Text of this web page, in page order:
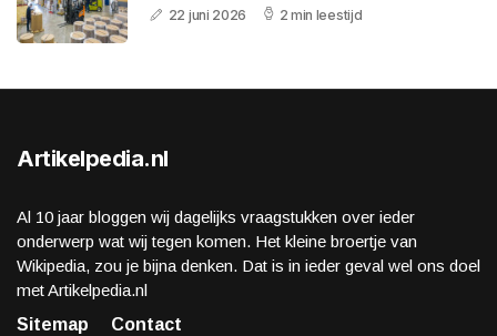
22 juni 2026 2 min leestijd
Artikelpedia.nl
Al 10 jaar bloggen wij dagelijks vraagstukken over ieder
onderwerp wat wij tegen komen. Het kleine broertje van
Wikipedia, zou je bijna denken. Dat is in ieder geval wel ons doel
met Artikelpedia.nl
Sitemap
Contact